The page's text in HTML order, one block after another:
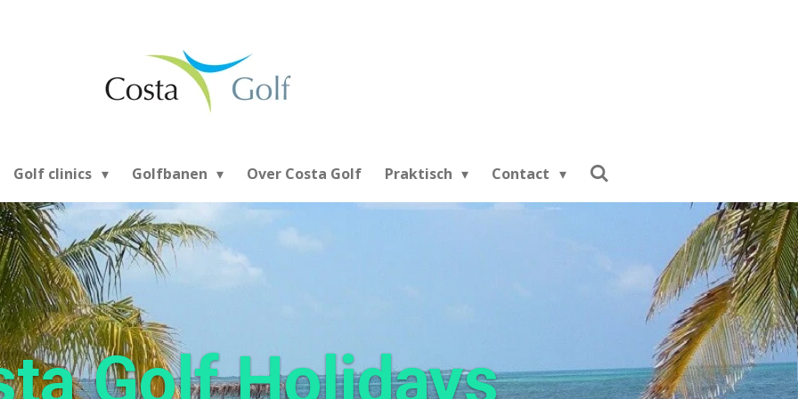
Golf clinics Golfbanen Over Costa Golf Praktisch Contact
Golf Holidays